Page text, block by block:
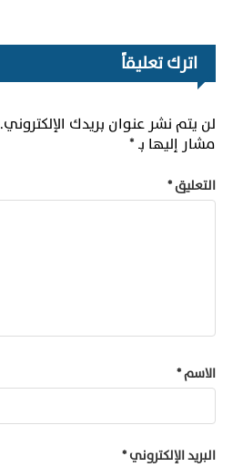
اترك تعليقاً
لن يتم نشر عنوان بريدك الإلكتروني.
مشار إليها بـ*
التعليق*
الاسم*
البريد الإلكتروني*